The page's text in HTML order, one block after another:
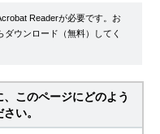
Readerが必要です。お
ダウンロード（無料）してく
このページにどのよう
い。